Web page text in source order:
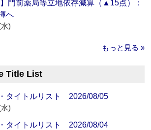
】門前薬局等立地依存減算（▲15点）：
へ
)
もっと見る »
Title List
タイトルリスト 2026/08/05
)
タイトルリスト 2026/08/04